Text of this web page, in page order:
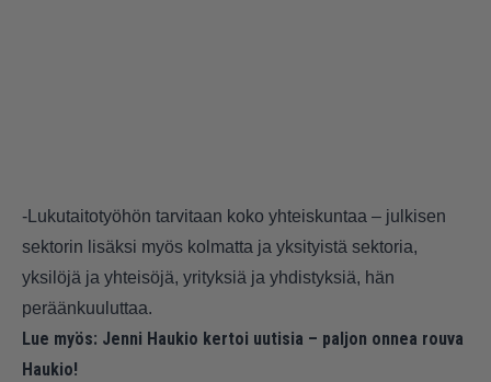
-Lukutaitotyöhön tarvitaan koko yhteiskuntaa – julkisen
sektorin lisäksi myös kolmatta ja yksityistä sektoria,
yksilöjä ja yhteisöjä, yrityksiä ja yhdistyksiä, hän
peräänkuuluttaa.
Lue myös: Jenni Haukio kertoi uutisia – paljon onnea rouva
Haukio!